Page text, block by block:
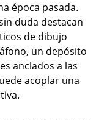
época pasada.
duda destacan
de dibujo
un depósito
anclados a las
acoplar una